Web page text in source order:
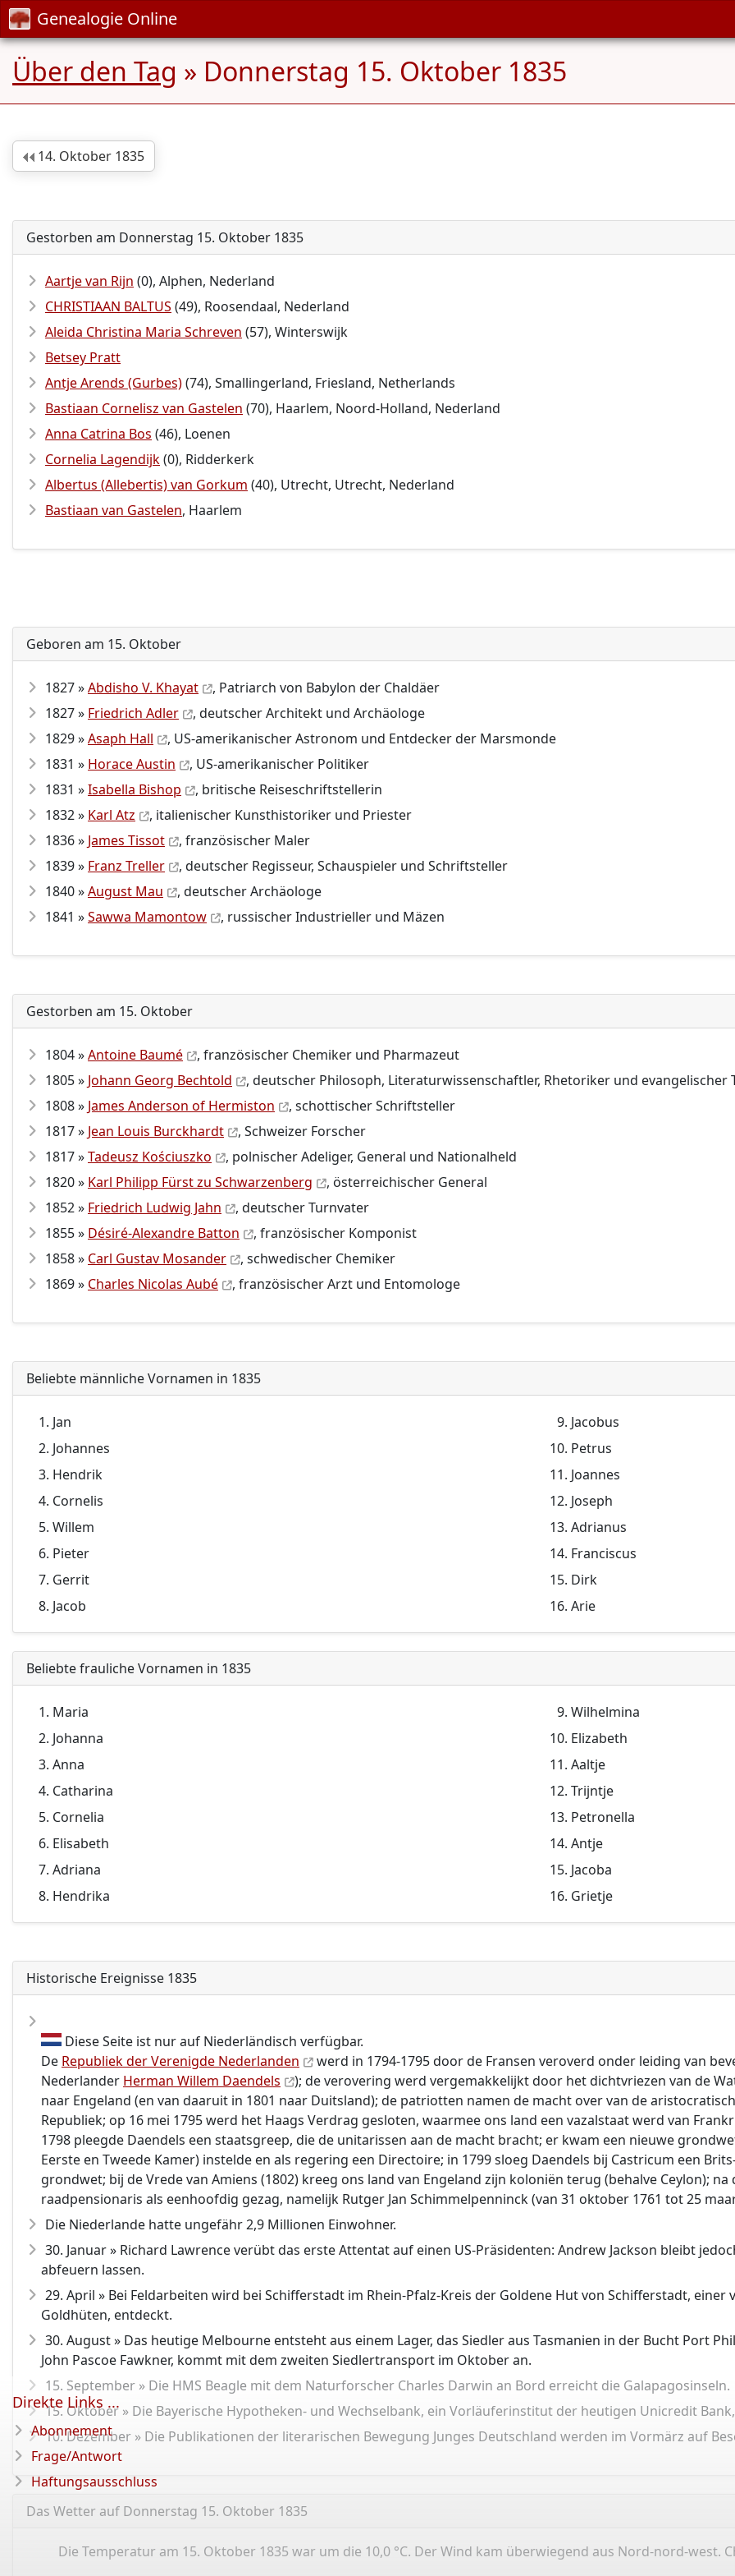
Genealogie Online
Über den Tag » Donnerstag 15. Oktober 1835
14. Oktober 1835
Gestorben am Donnerstag 15. Oktober 1835
Aartje van Rijn (0), Alphen, Nederland
CHRISTIAAN BALTUS (49), Roosendaal, Nederland
Aleida Christina Maria Schreven (57), Winterswijk
Betsey Pratt
Antje Arends (Gurbes)(74), Smallingerland, Friesland, Netherlands
Bastiaan Cornelisz van Gastelen (70), Haarlem, Noord-Holland, Nederland
Anna Catrina Bos (46), Loenen
Cornelia Lagendijk(0), Ridderkerk
Albertus (Allebertis) van Gorkum (40), Utrecht, Utrecht, Nederland
Bastiaan van Gastelen, Haarlem
Geboren am 15. Oktober
1827 »Abdisho V. Khayat
, Patriarch von Babylon der Chaldäer
1827 » Friedrich Adler
, deutscher Architekt und Archäologe
1829 »Asaph Hall
, US-amerikanischer Astronom und Entdecker der Marsmonde
1831 » Horace Austin
, US-amerikanischer Politiker
1831 »Isabella Bishop
, britische Reiseschriftstellerin
1832 » Karl Atz
, italienischer Kunsthistoriker und Priester
1836 » James Tissot
, französischer Maler
1839 » Franz Treller
, deutscher Regisseur, Schauspieler und Schriftsteller
1840 »August Mau
, deutscher Archäologe
1841 »Sawwa Mamontow , russischer Industrieller und Mäzen
Gestorben am 15. Oktober
1804 »Antoine Baumé
, französischer Chemiker und Pharmazeut
1805 » Johann Georg Bechtold
, deutscher Philosoph, Literaturwissenschaftler, Rhetoriker und evangelischer
1808 » James Anderson of Hermiston
, schottischer Schriftsteller
1817 » Jean Louis Burckhardt
, Schweizer Forscher
1817 »Tadeusz Kościuszko
, polnischer Adeliger, General und Nationalheld
1820 » Karl Philipp Fürst zu Schwarzenberg
, österreichischer General
1852 » Friedrich Ludwig Jahn
, deutscher Turnvater
1855 » Désiré-Alexandre Batton
, französischer Komponist
1858 » Carl Gustav Mosander
, schwedischer Chemiker
1869 » Charles Nicolas Aubé , französischer Arzt und Entomologe
Beliebte männliche Vornamen in 1835
Jan
Johannes
Hendrik
Cornelis
Willem
Pieter
Gerrit
Jacob
Jacobus
Petrus
Joannes
Joseph
Adrianus
Franciscus
Dirk
Arie
Beliebte frauliche Vornamen in 1835
Maria
Johanna
Anna
Catharina
Cornelia
Elisabeth
Adriana
Hendrika
Wilhelmina
Elizabeth
Aaltje
Trijntje
Petronella
Antje
Jacoba
Grietje
Historische Ereignisse 1835
Diese Seite ist nur auf Niederländisch verfügbar.
De Republiek der Verenigde Nederlanden werd in 1794-1795 door de Fransen veroverd onder leiding van
Nederlander Herman Willem Daendels
); de verovering werd vergemakkelijkt door het dichtvriezen van de
naar Engeland (en van daaruit in 1801 naar Duitsland); de patriotten namen de macht over van de
Republiek; op 16 mei 1795 werd het Haags Verdrag gesloten, waarmee ons land een vazalstaat werd van
1798 pleegde Daendels een staatsgreep, die de unitarissen aan de macht bracht; er kwam een nieuwe
Eerste en Tweede Kamer) instelde en als regering een Directoire; in 1799 sloeg Daendels bij Castricum een
grondwet; bij de Vrede van Amiens (1802) kreeg ons land van Engeland zijn koloniën terug (behalve Ceylon);
raadpensionaris als eenhoofdig gezag, namelijk Rutger Jan Schimmelpenninck (van 31 oktober 1761 tot 25
Die Niederlande hatte ungefähr 2,9 Millionen Einwohner.
30. Januar » Richard Lawrence verübt das erste Attentat auf einen US-Präsidenten: Andrew Jackson bleibt
abfeuern lassen.
29. April » Bei Feldarbeiten wird bei Schifferstadt im Rhein-Pfalz-Kreis der Goldene Hut von Schifferstadt,
Goldhüten, entdeckt.
30. August » Das heutige Melbourne entsteht aus einem Lager, das Siedler aus Tasmanien in der Bucht Port
John Pascoe Fawkner, kommt mit dem zweiten Siedlertransport im Oktober an.
15. September » Die HMS Beagle mit dem Naturforscher Charles Darwin an Bord erreicht die Galapagosinseln.
15. Oktober » Die Bayerische Hypotheken- und Wechselbank, ein Vorläuferinstitut der heutigen Unicredit
10. Dezember » Die Publikationen der literarischen Bewegung Junges Deutschland werden im Vormärz auf
Das Wetter auf Donnerstag 15. Oktober 1835
Die Temperatur am 15. Oktober 1835 war um die 10,0 °C. Der Wind kam überwiegend aus Nord-nord-
Direkte Links ...
Abonnement
Frage/Antwort
Haftungsausschluss